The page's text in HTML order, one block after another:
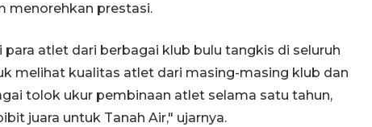
menorehkan prestasi.
atlet dari berbagai klub bulu tangkis di seluruh
melihat kualitas atlet dari masing-masing klub dan
tolok ukur pembinaan atlet selama satu tahun,
juara untuk Tanah Air," ujarnya.